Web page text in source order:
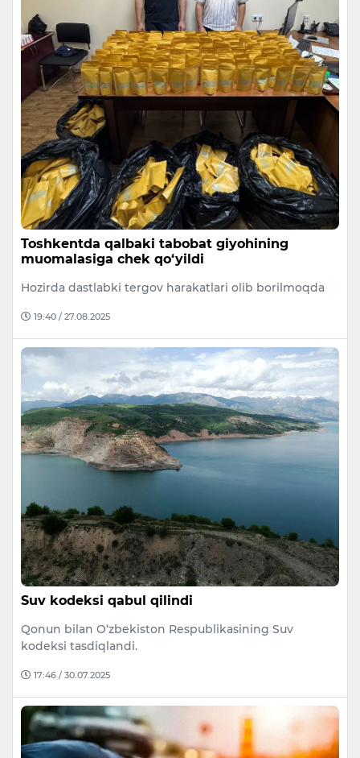
Toshkentda qalbaki tabobat giyohining
muomalasiga chek qo‘yildi
Hozirda dastlabki tergov harakatlari olib borilmoqda
19:40 / 27.08.2025
Suv kodeksi qabul qilindi
Qonun bilan O‘zbekiston Respublikasining Suv
kodeksi tasdiqlandi.
17:46 / 30.07.2025